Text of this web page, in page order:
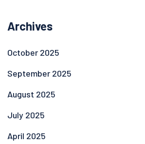
Archives
October 2025
September 2025
August 2025
July 2025
April 2025